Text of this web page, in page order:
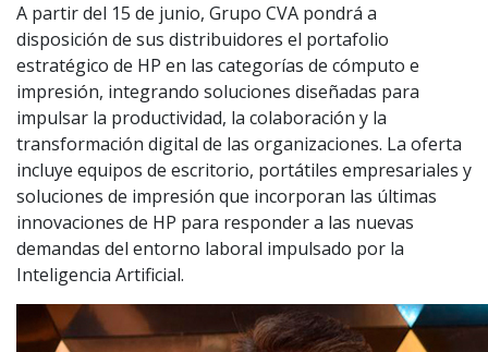
A partir del 15 de junio, Grupo CVA pondrá a
disposición de sus distribuidores el portafolio
estratégico de HP en las categorías de cómputo e
impresión, integrando soluciones diseñadas para
impulsar la productividad, la colaboración y la
transformación digital de las organizaciones. La oferta
incluye equipos de escritorio, portátiles empresariales y
soluciones de impresión que incorporan las últimas
innovaciones de HP para responder a las nuevas
demandas del entorno laboral impulsado por la
Inteligencia Artificial.